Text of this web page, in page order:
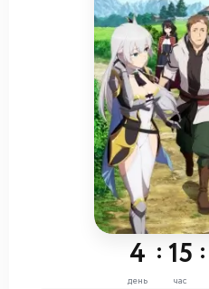
4
день
: 15
час
: